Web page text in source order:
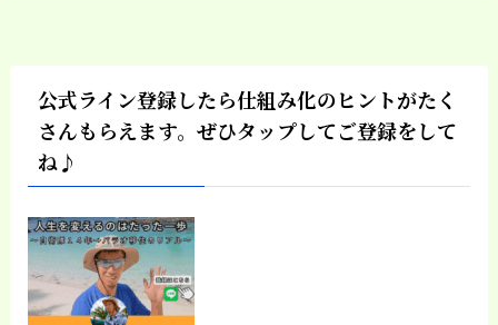
公式ライン登録したら仕組み化のヒントがたく
さんもらえます。ぜひタップしてご登録をして
ね♪